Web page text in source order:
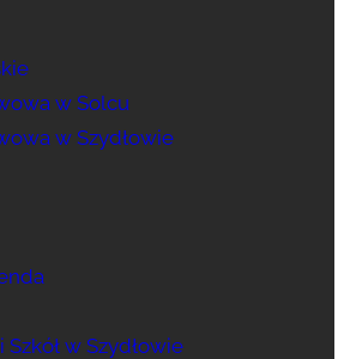
w Solcu
w Szydłowie
Szkół w Szydłowie